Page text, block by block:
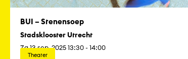
BUI – Stenensoep
Stadsklooster Utrecht
Za 13 sep. 2025 13:30 - 14:00
Theater